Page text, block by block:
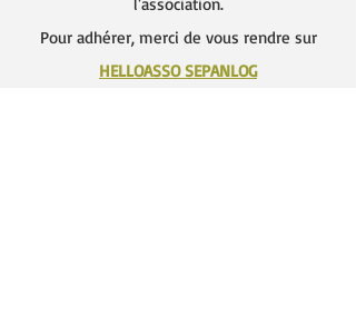
Pour adhérer, merci de vous rendre sur
HELLOASSO SEPANLOG